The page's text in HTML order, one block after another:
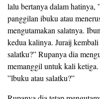
lalu bertanya dalam hatinya,
panggilan ibuku atau
mengutamakan salatnya.
kedua kalinya. Juraij
salatku?” Rupanya dia
memanggil untuk kali
”lbuku atau salatku?”